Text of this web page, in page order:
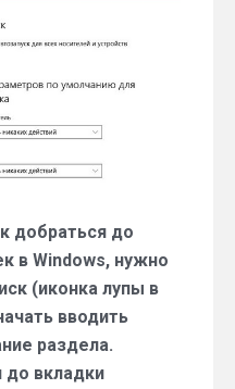
отключаем
автозапуск
флешек,
настраиваем
электропитание
добраться до
в Windows, нужно
(иконка лупы в
вводить
раздела.
до вкладки